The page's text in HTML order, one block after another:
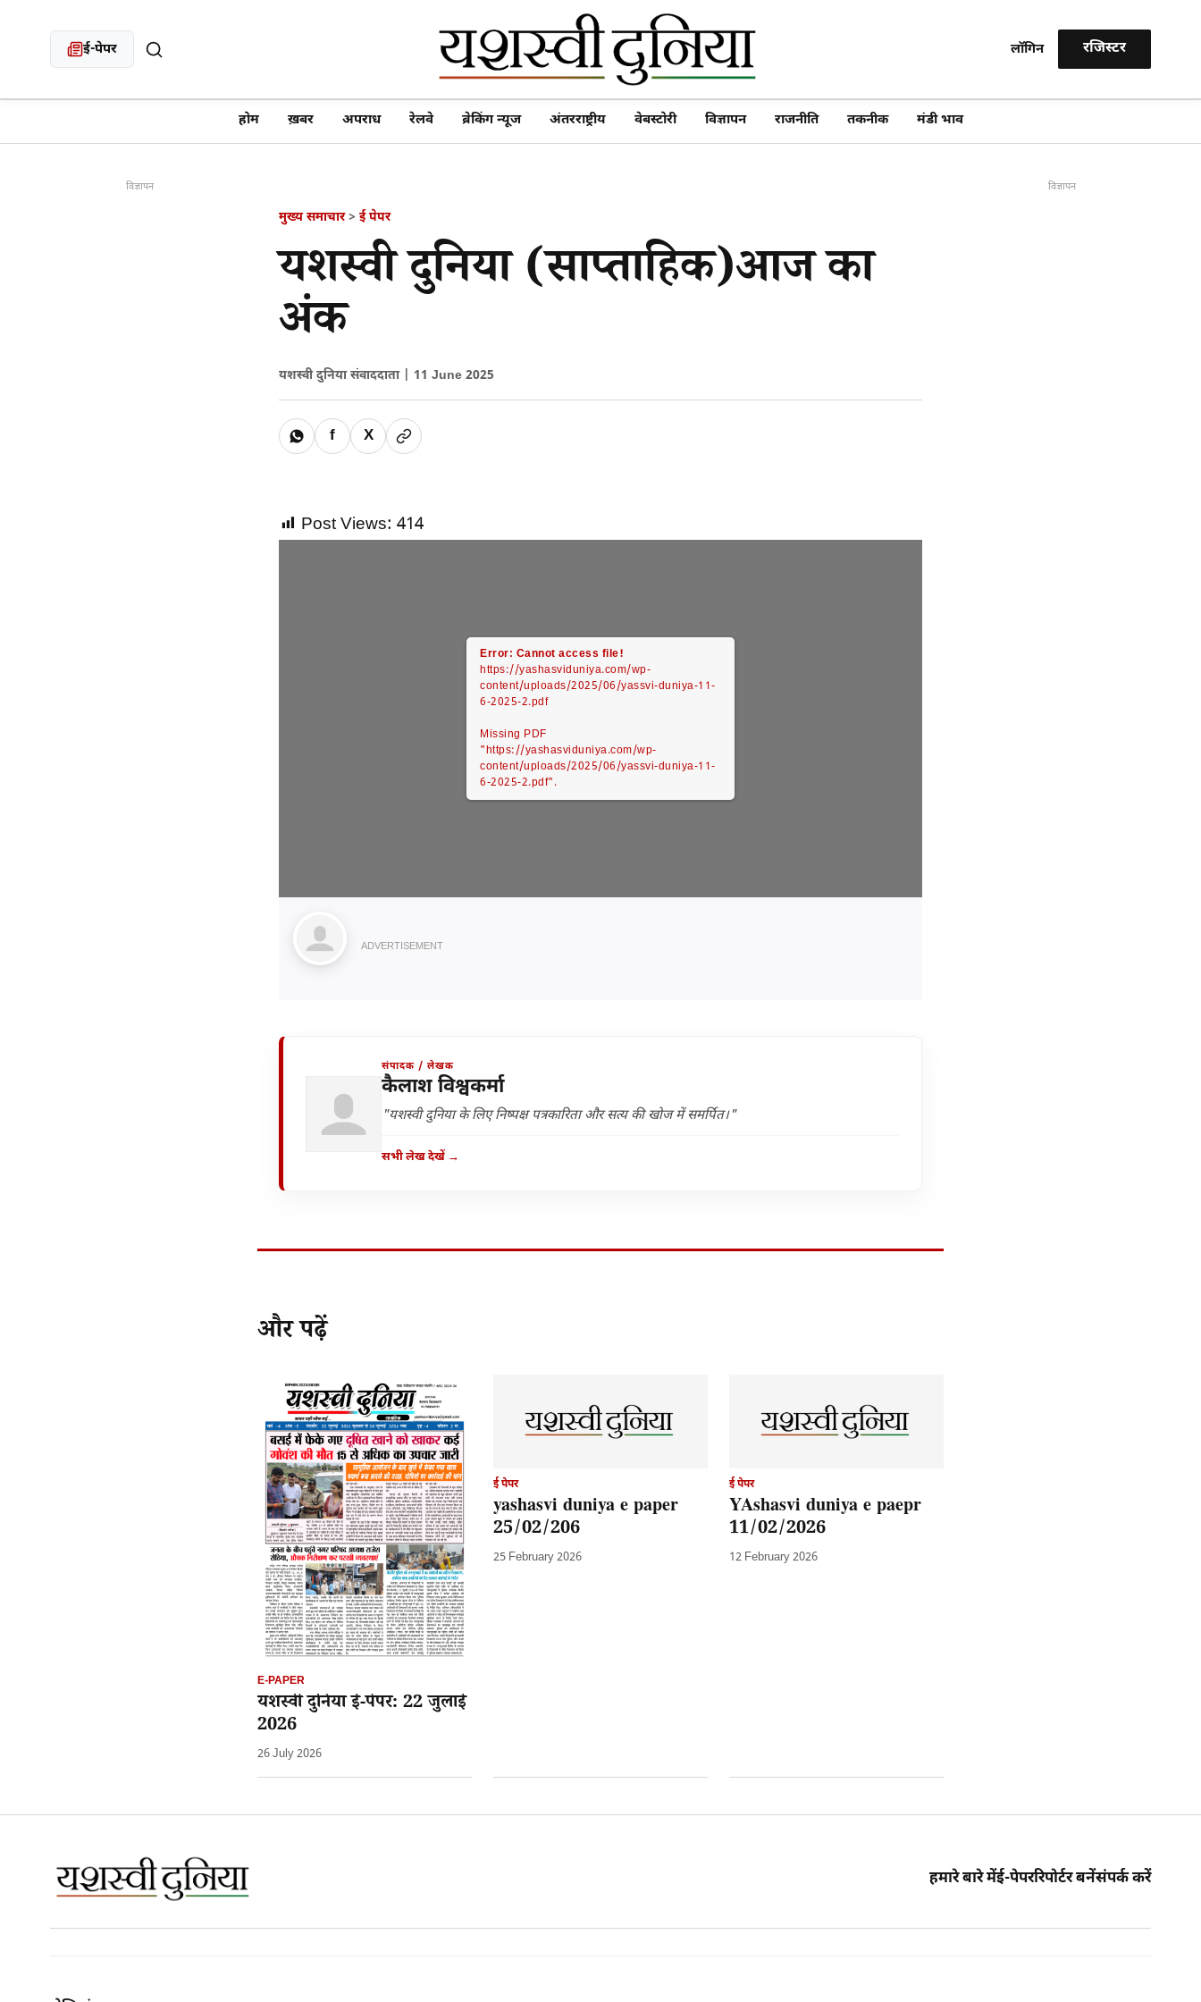
ई-पेपर लॉगिन रजिस्टर
होम ख़बर अपराध रेलवे ब्रेकिंग न्यूज अंतरराष्ट्रीय वेबस्टोरी विज्ञापन राजनीति तकनीक मंडी भाव
विज्ञापन
मुख्य समाचार> ई पेपर
यशस्वी दुनिया (साप्ताहिक)आज का
अंक
यशस्वी दुनिया संवाददाता | 11 June 2025
f X
Post Views: 414
Error: Cannot access file!
https://yashasviduniya.com/wp-
content/uploads/2025/06/yassvi-duniya-11-
6-2025-2.pdf
Missing PDF
"https://yashasviduniya.com/wp-
content/uploads/2025/06/yassvi-duniya-11-
6-2025-2.pdf".
ADVERTISEMENT
संपादक / लेखक
कैलाश विश्वकर्मा
"यशस्वी दुनिया के लिए निष्पक्ष पत्रकारिता और सत्य की खोज में समर्पित।"
सभी लेख देखें →
और पढ़ें
E-PAPER
यशस्वी दुनिया ई-पेपर: 22 जुलाई
2026
26 July 2026
ई पेपर
yashasvi duniya e paper
25/02/206
25 February 2026
ई पेपर
YAshasvi duniya e paepr
11/02/2026
12 February 2026
विज्ञापन
हमारे बारे मेंई-पेपररिपोर्टर बनेंसंपर्क करें